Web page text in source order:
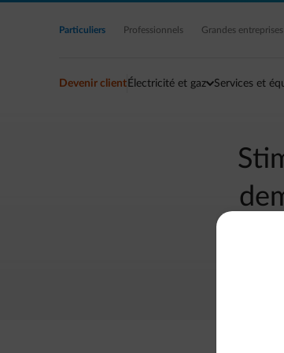
Accéder au contenu principal
Particuliers Professionnels Grandes entreprises
Devenir client Électricité et gaz Services et